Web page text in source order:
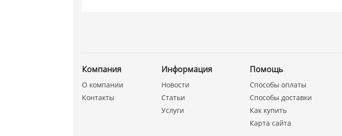
Компания
О компании
Контакты
Информация
Новости
Статьи
Услуги
Помощь
Способы оплаты
Способы доставки
Как купить
Карта сайта